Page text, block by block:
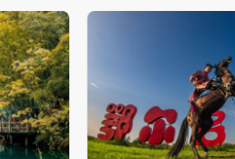
Add
to
wishlist